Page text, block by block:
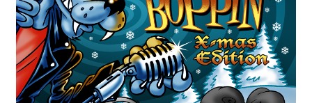
E-Book
Journal
Accessoire